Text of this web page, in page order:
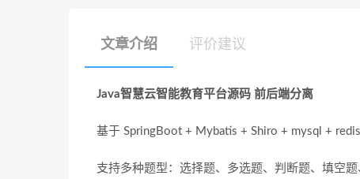
文章介绍 评价建议
Java智慧云智能教育平台源码 前后端分离
基于 SpringBoot + Mybatis + Shiro + mysql +
支持多种题型：选择题、多选题、判断题、填空